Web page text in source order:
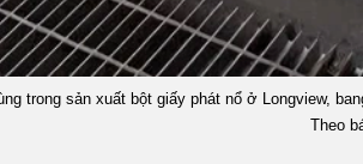
trong sản xuất bột giấy phát nổ ở Longview,
Theo